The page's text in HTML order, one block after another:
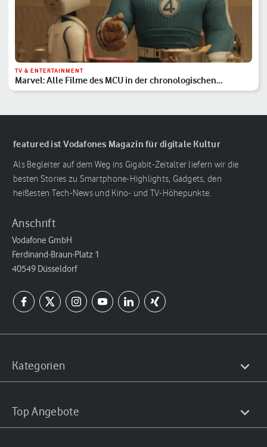
TV & ENTERTAINMENT
Marvel: Alle Filme des MCU in der chronologischen
Reihenfolge
featured ist Vodafones Magazin für digitale Kultur
Als Begleiter auf dem Weg ins Gigabit-Zeitalter liefern wir die
besten Stories zu Smartphone-Highlights, Gadgets, den
heißesten Tech-News und Kino- und TV-Höhepunkte.
Anschrift
Vodafone GmbH
Ferdinand-Braun-Platz 1
40549 Düsseldorf
Kategorien
Top Angebote